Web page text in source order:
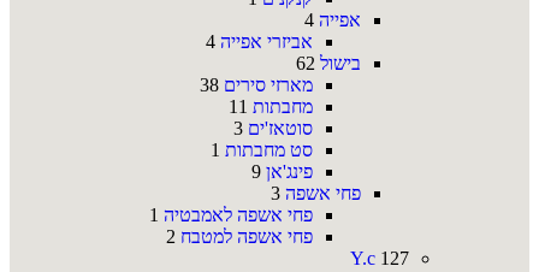
אפייה 4
אביזרי אפייה 4
בישול 62
מארזי סירים 38
מחבתות 11
סוטאז'ים 3
סט מחבתות 1
פינג'אן 9
פחי אשפה 3
פחי אשפה לאמבטיה 1
פחי אשפה למטבח 2
Y.c 127